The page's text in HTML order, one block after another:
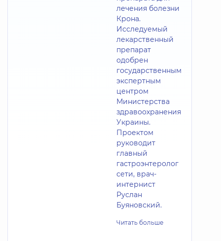
лечения болезни
Крона.
Исследуемый
лекарственный
препарат
одобрен
государственным
экспертным
центром
Министерства
здравоохранения
Украины.
Проектом
руководит
главный
гастроэнтеролог
сети, врач-
интернист
Руслан
Буяновский.
Читать больше